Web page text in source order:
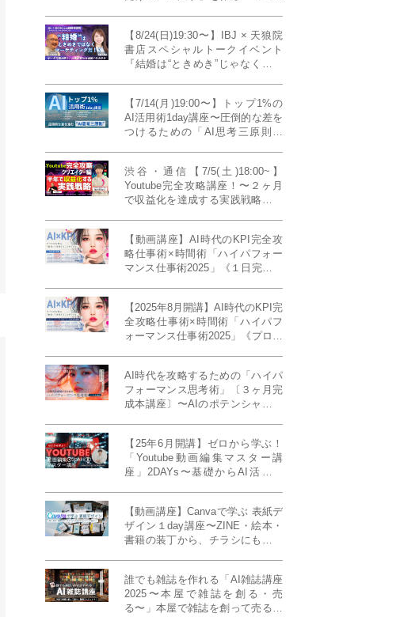
【8/24(日)19:30〜】IBJ × 天狼院
書店スペシャルトークイベント
『結婚は“ときめき”じゃなくて、
のカタチ〜《BOOKLove結婚相談
所presents》
【7/14(月)19:00〜】トップ1%の
AI活用術1day講座〜圧倒的な差を
つけるための「AI思考三原則」
渋谷・通信【7/5(土)18:00~】
Youtube完全攻略講座！〜２ヶ月
で収益化を達成する実践戦略！ゲ
発信力養成ラボNEO》
【動画講座】AI時代のKPI完全攻
略仕事術×時間術「ハイパフォー
マンス仕事術2025」《１日完成特
【2025年8月開講】AI時代のKPI完
全攻略仕事術×時間術「ハイパフ
ォーマンス仕事術2025」《プロフ
AI時代を攻略するための「ハイパ
フォーマンス思考術」〔３ヶ月完
成本講座〕〜AIのポテンシャルを
【25年6月開講】ゼロから学ぶ！
「Youtube動画編集マスター講
座」2DAYs〜基礎からAI活用ま
【動画講座】Canvaで学ぶ 表紙デ
ザイン１day講座〜ZINE・絵本・
書籍の装丁から、チラシにも活か
誰でも雑誌を作れる「AI雑誌講座
2025〜本屋で雑誌を創る・売
る〜」本屋で雑誌を創って売る！